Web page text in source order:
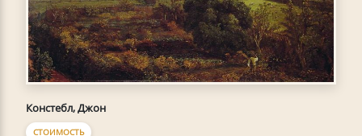
Констебл, Джон
СТОИМОСТЬ